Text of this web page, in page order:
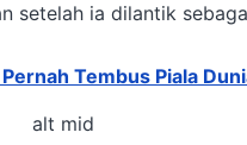
setelah ia dilantik
Tembus Piala
alt mid